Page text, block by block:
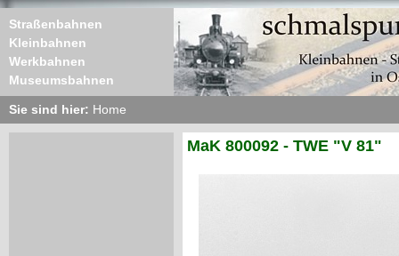
Straßenbahnen
Kleinbahnen
Werkbahnen
Museumsbahnen
Sie sind hier: Home
MaK 800092 - TWE "V 81"